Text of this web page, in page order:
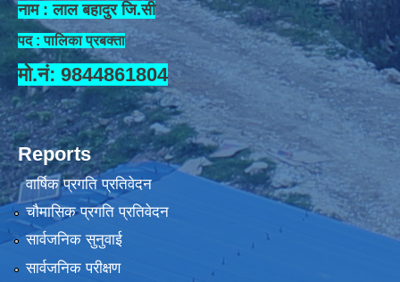
नाम : लाल बहादुर जि.सी
पद : पालिका प्रबक्ता
मो.नं: 9844861804
Reports
वार्षिक प्रगति प्रतिवेदन
चौमासिक प्रगति प्रतिवेदन
सार्वजनिक सुनुवाई
सार्वजनिक परीक्षण